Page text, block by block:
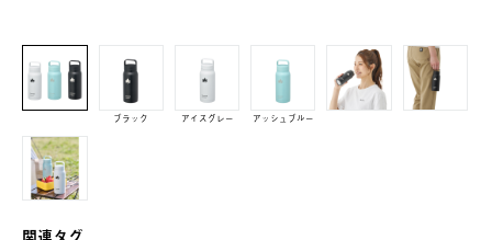
ブラック アイスグレー アッシュブルー